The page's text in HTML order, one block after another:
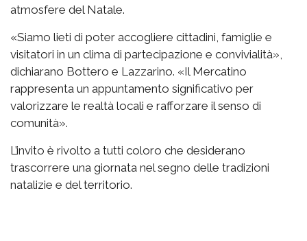
atmosfere del Natale.
«Siamo lieti di poter accogliere cittadini, famiglie e
visitatori in un clima di partecipazione e convivialità»,
dichiarano Bottero e Lazzarino. «Il Mercatino
rappresenta un appuntamento significativo per
valorizzare le realtà locali e rafforzare il senso di
comunità».
L’invito è rivolto a tutti coloro che desiderano
trascorrere una giornata nel segno delle tradizioni
natalizie e del territorio.